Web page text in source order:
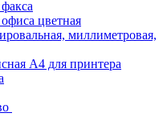
цветная
миллиметровая,
А4 для принтера